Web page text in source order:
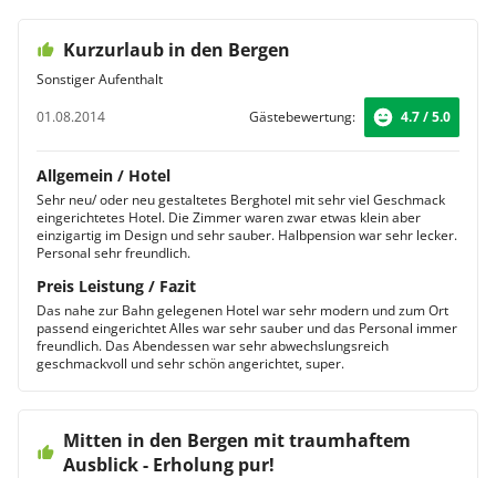
Kurzurlaub in den Bergen
Sonstiger Aufenthalt
01.08.2014
Gästebewertung: 4.7 / 5.0
Allgemein / Hotel
Sehr neu/ oder neu gestaltetes Berghotel mit sehr viel Geschmack
eingerichtetes Hotel. Die Zimmer waren zwar etwas klein aber
einzigartig im Design und sehr sauber. Halbpension war sehr lecker.
Personal sehr freundlich.
Preis Leistung / Fazit
Das nahe zur Bahn gelegenen Hotel war sehr modern und zum Ort
passend eingerichtet Alles war sehr sauber und das Personal immer
freundlich. Das Abendessen war sehr abwechslungsreich
geschmackvoll und sehr schön angerichtet, super.
Mitten in den Bergen mit traumhaftem
Ausblick - Erholung pur!